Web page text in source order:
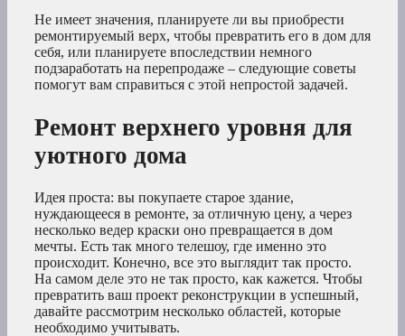
Не имеет значения, планируете ли вы приобрести
ремонтируемый верх, чтобы превратить его в дом для
себя, или планируете впоследствии немного
подзаработать на перепродаже – следующие советы
помогут вам справиться с этой непростой задачей.
Ремонт верхнего уровня для
уютного дома
Идея проста: вы покупаете старое здание,
нуждающееся в ремонте, за отличную цену, а через
несколько ведер краски оно превращается в дом
мечты. Есть так много телешоу, где именно это
происходит. Конечно, все это выглядит так просто.
На самом деле это не так просто, как кажется. Чтобы
превратить ваш проект реконструкции в успешный,
давайте рассмотрим несколько областей, которые
необходимо учитывать.